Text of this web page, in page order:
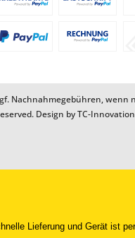
Nachnahmegebühren, wenn
Design byTC-
Lieferung und Gerät ist